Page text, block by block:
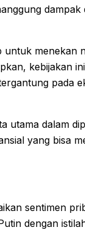
untuk menekan
kebijakan
pada
utama dalam
yang bisa
sentimen
dengan